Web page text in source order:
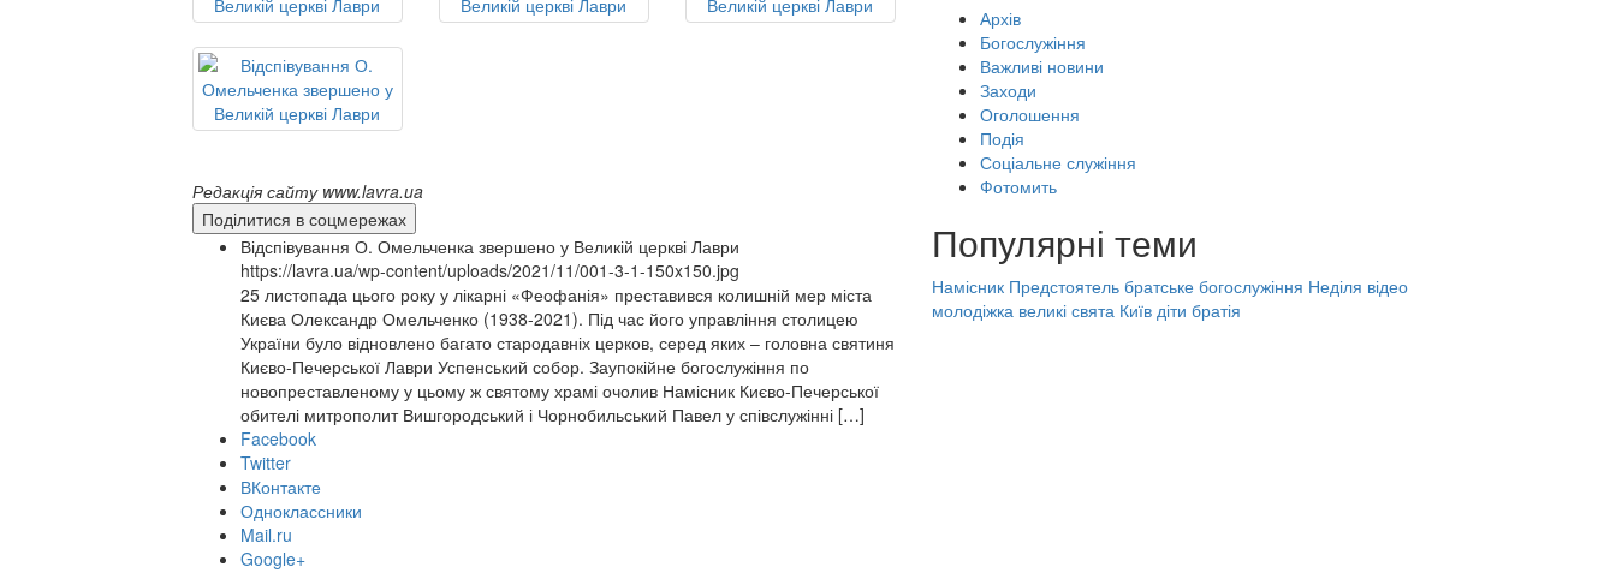
Редакція сайту www.lavra.ua
Поділитися в соцмережах
Відспівування О. Омельченка звершено у Великій церкві Лаври
https://lavra.ua/wp-content/uploads/2021/11/001-3-1-150x150.jpg
25 листопада цього року у лікарні «Феофанія» преставився колишній мер міста
Києва Олександр Омельченко (1938-2021). Під час його управління столицею
України було відновлено багато стародавніх церков, серед яких – головна святиня
Києво-Печерської Лаври Успенський собор. Заупокійне богослужіння по
новопреставленому у цьому ж святому храмі очолив Намісник Києво-Печерської
обителі митрополит Вишгородський і Чорнобильський Павел у співслужінні […]
Facebook
Twitter
ВКонтакте
Одноклассники
Mail.ru
Google+
Архів
Богослужіння
Важливі новини
Заходи
Оголошення
Подія
Соціальне служіння
Фотомить
Популярні теми
Намісник Предстоятель братське богослужіння Неділя відео
молодіжка великі свята Київ діти братія